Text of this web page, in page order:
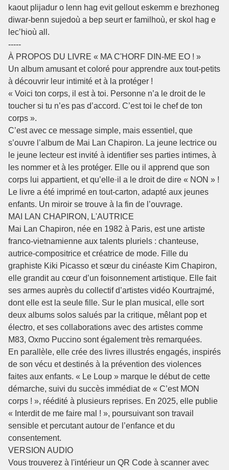
kaout plijadur o lenn hag evit gellout eskemm e brezhoneg
diwar-benn sujedoù a bep seurt er familhoù, er skol hag e
lec’hioù all.
-----
À PROPOS DU LIVRE « MA C'HORF DIN-ME EO ! »
Un album amusant et coloré pour apprendre aux tout-petits
à découvrir leur intimité et à la protéger !
« Voici ton corps, il est à toi. Personne n’a le droit de le
toucher si tu n’es pas d’accord. C’est toi le chef de ton
corps ».
C’est avec ce message simple, mais essentiel, que
s’ouvre l’album de Mai Lan Chapiron. La jeune lectrice ou
le jeune lecteur est invité à identifier ses parties intimes, à
les nommer et à les protéger. Elle ou il apprend que son
corps lui appartient, et qu’elle·il a le droit de dire « NON » !
Le livre a été imprimé en tout-carton, adapté aux jeunes
enfants. Un miroir se trouve à la fin de l’ouvrage.
MAI LAN CHAPIRON, L'AUTRICE
Mai Lan Chapiron, née en 1982 à Paris, est une artiste
franco-vietnamienne aux talents pluriels : chanteuse,
autrice-compositrice et créatrice de mode. Fille du
graphiste Kiki Picasso et sœur du cinéaste Kim Chapiron,
elle grandit au cœur d’un foisonnement artistique. Elle fait
ses armes auprès du collectif d’artistes vidéo Kourtrajmé,
dont elle est la seule fille. Sur le plan musical, elle sort
deux albums solos salués par la critique, mêlant pop et
électro, et ses collaborations avec des artistes comme
M83, Oxmo Puccino sont également très remarquées.
En parallèle, elle crée des livres illustrés engagés, inspirés
de son vécu et destinés à la prévention des violences
faites aux enfants. « Le Loup » marque le début de cette
démarche, suivi du succès immédiat de « C’est MON
corps ! », réédité à plusieurs reprises. En 2025, elle publie
« Interdit de me faire mal ! », poursuivant son travail
sensible et percutant autour de l’enfance et du
consentement.
VERSION AUDIO
Vous trouverez à l'intérieur un QR Code à scanner avec